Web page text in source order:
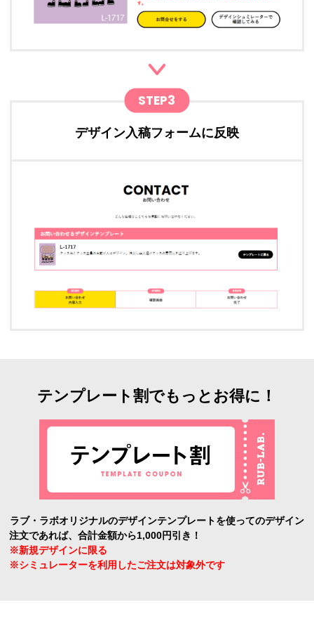
STEP3
デザイン入稿フォームに反映
テンプレート割でもっとお得に！
ラブ・ラボオリジナルのデザインテンプレートを使ってのデザイン
注文であれば、合計金額から1,000円引き！
※新規デザインに限る
※シミュレーターを利用したご注文は対象外です